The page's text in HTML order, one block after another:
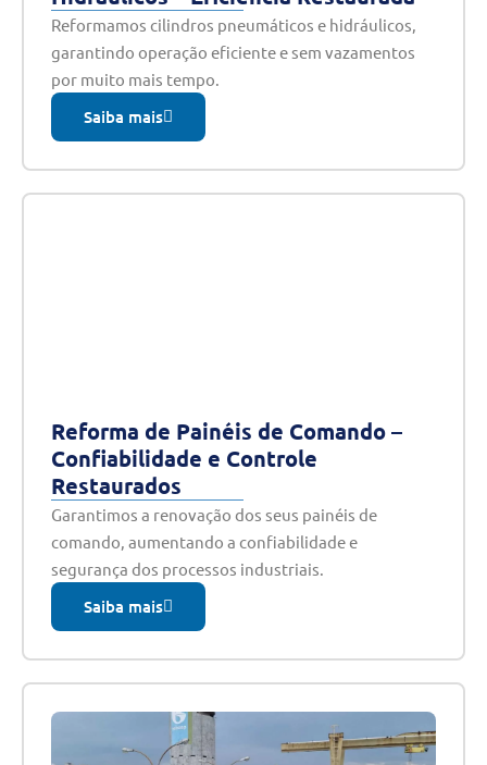
Reformamos cilindros pneumáticos e hidráulicos,
garantindo operação eficiente e sem vazamentos
por muito mais tempo.
Saiba mais
Reforma de Painéis de Comando –
Confiabilidade e Controle
Restaurados
Garantimos a renovação dos seus painéis de
comando, aumentando a confiabilidade e
segurança dos processos industriais.
Saiba mais